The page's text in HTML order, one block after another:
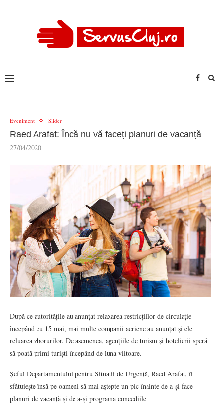
Eveniment Slider
Raed Arafat: Încă nu vă faceți planuri de vacanță
27/04/2020
După ce autoritățile au anunțat relaxarea restricțiilor de circulație
începând cu 15 mai, mai multe companii aeriene au anunțat și ele
reluarea zborurilor. De asemenea, agențiile de turism și hotelierii speră
să poată primi turiști începând de luna viitoare.
Șeful Departamentului pentru Situații de Urgență, Raed Arafat, îi
sfătuiește însă pe oameni să mai aștepte un pic înainte de a-și face
planuri de vacanță și de a-și programa concediile.